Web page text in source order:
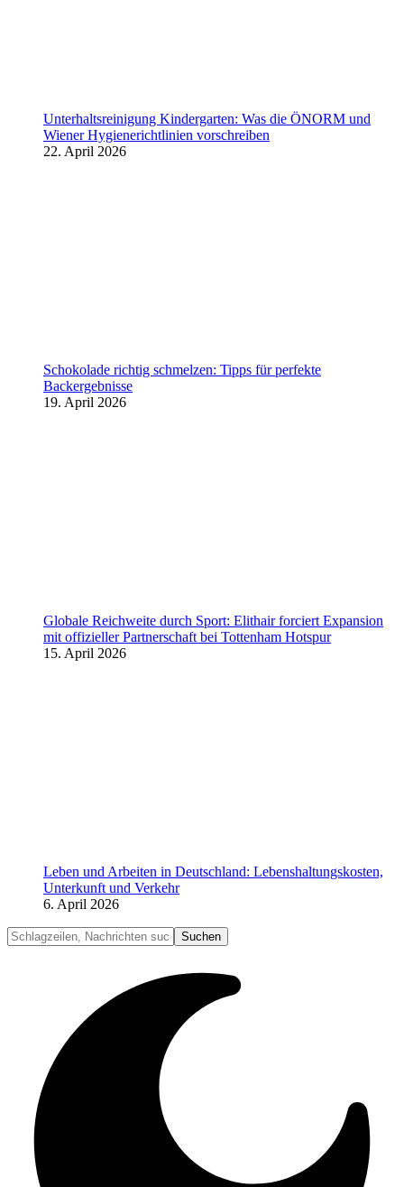
Unterhaltsreinigung Kindergarten: Was die ÖNORM und
Wiener Hygienerichtlinien vorschreiben
22. April 2026
Schokolade richtig schmelzen: Tipps für perfekte
Backergebnisse
19. April 2026
Globale Reichweite durch Sport: Elithair forciert Expansion
mit offizieller Partnerschaft bei Tottenham Hotspur
15. April 2026
Leben und Arbeiten in Deutschland: Lebenshaltungskosten,
Unterkunft und Verkehr
6. April 2026